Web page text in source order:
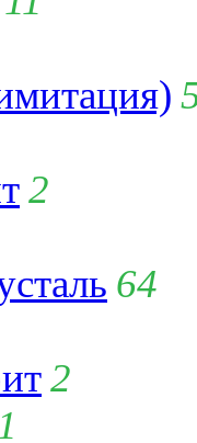
2
64
2